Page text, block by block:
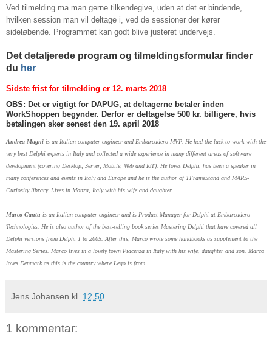
Ved tilmelding må man gerne tilkendegive, uden at det er bindende,
hvilken session man vil deltage i, ved de sessioner der kører
sideløbende. Programmet kan godt blive justeret undervejs.
Det detaljerede program og tilmeldingsformular finder
du her
Sidste frist for tilmelding er 12. marts 2018
OBS: Det er vigtigt for DAPUG, at deltagerne betaler inden
WorkShoppen begynder. Derfor er deltagelse 500 kr. billigere, hvis
betalingen sker senest den 19. april 2018
Andrea Magni is an Italian computer engineer and Embarcadero MVP. He had the luck to work with the
very best Delphi experts in Italy and collected a wide experience in many different areas of software
development (covering Desktop, Server, Mobile, Web and IoT). He loves Delphi, has been a speaker in
many conferences and events in Italy and Europe and he is the author of TFrameStand and MARS-
Curiosity library. Lives in Monza, Italy with his wife and daughter.
Marco Cantù is an Italian computer engineer and is Product Manager for Delphi at Embarcadero
Technologies. He is also author of the best-selling book series Mastering Delphi that have covered all
Delphi versions from Delphi 1 to 2005. After this, Marco wrote some handbooks as supplement to the
Mastering Series. Marco lives in a lovely town Piacenza in Italy with his wife, daughter and son. Marco
loves Denmark as this is the country where Lego is from.
Jens Johansen kl. 12.50
1 kommentar: